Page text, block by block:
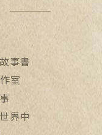
事書
室
界中